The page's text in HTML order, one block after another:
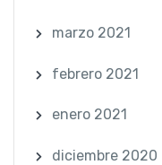
marzo 2021
febrero 2021
enero 2021
diciembre 2020